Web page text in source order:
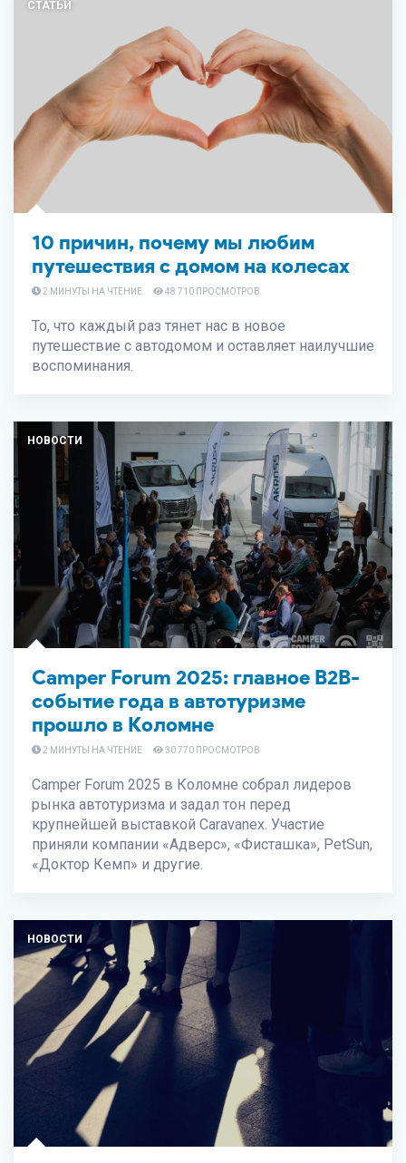
СТАТЬИ
10 причин, почему мы любим
путешествия с домом на колесах
2 МИНУТЫ НА ЧТЕНИЕ 48 710 ПРОСМОТРОВ
То, что каждый раз тянет нас в новое
путешествие с автодомом и оставляет наилучшие
воспоминания.
НОВОСТИ
Camper Forum 2025: главное B2B-
событие года в автотуризме
прошло в Коломне
2 МИНУТЫ НА ЧТЕНИЕ 30 770 ПРОСМОТРОВ
Camper Forum 2025 в Коломне собрал лидеров
рынка автотуризма и задал тон перед
крупнейшей выставкой Caravanex. Участие
приняли компании «Адверс», «Фисташка», PetSun,
«Доктор Кемп» и другие.
НОВОСТИ